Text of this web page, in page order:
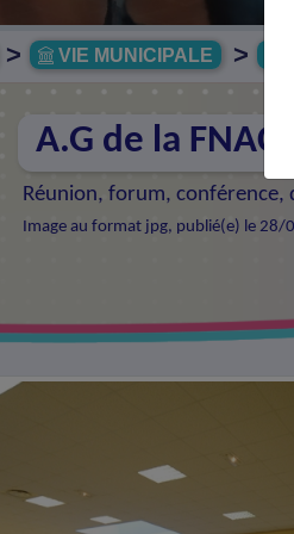
> VIE MUNICIPALE >
A.G de la FNACA
Réunion, forum, conférence,
Image au format jpg, publié(e) le